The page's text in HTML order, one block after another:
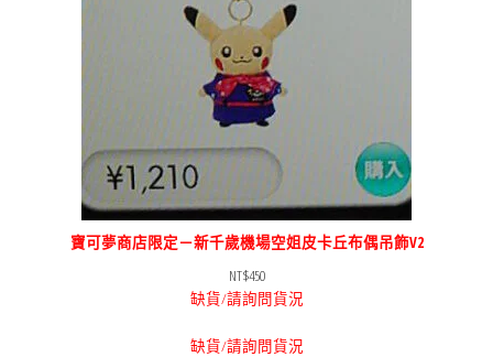
寶可夢商店限定－新千歲機場空姐皮卡丘布偶吊飾V2
NT$450
缺貨/請詢問貨況
缺貨/請詢問貨況